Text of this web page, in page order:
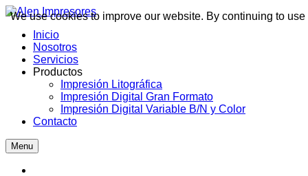
Inicio
Nosotros
Servicios
Productos
Impresión Litográfica
Impresión Digital Gran Formato
Impresión Digital Variable B/N y Color
Contacto
Menu
We use cookies to improve our website. By continuing to